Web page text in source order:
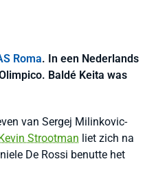
Roma. In een Nederlands
Baldé Keita was
van Sergej Milinkovic-
Strootman liet zich na
De Rossi benutte het